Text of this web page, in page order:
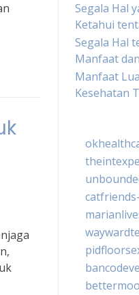
Segala Hal
Ketahui
Segala Hal
Manfaat
Manfaat
Kesehatan